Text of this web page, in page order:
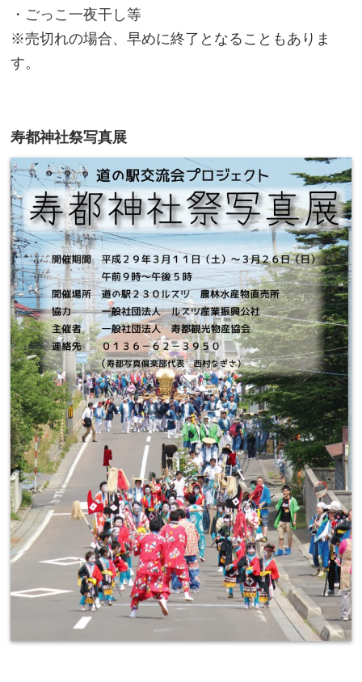
・ごっこ一夜干し等
※売切れの場合、早めに終了となることもありま
す。
寿都神社祭写真展